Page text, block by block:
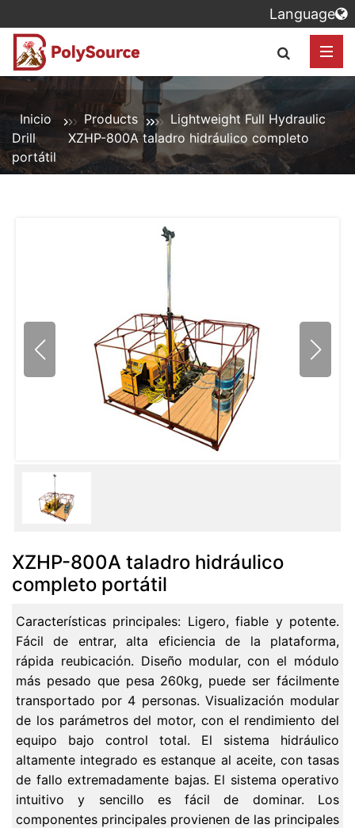
Inicio Products
Lightweight Full Hydraulic
Drill
XZHP-800A taladro hidráulico completo
portátil
XZHP-800A taladro hidráulico
completo portátil
Características principales: Ligero, fiable y potente.
Fácil de entrar, alta eficiencia de la plataforma,
rápida reubicación. Diseño modular, con el módulo
más pesado que pesa 260kg, puede ser fácilmente
transportado por 4 personas. Visualización modular
de los parámetros del motor, con el rendimiento del
equipo bajo control total. El sistema hidráulico
altamente integrado es estanque al aceite, con tasas
de fallo extremadamente bajas. El sistema operativo
intuitivo y sencillo es fácil de dominar. Los
componentes principales provienen de las principales
Language